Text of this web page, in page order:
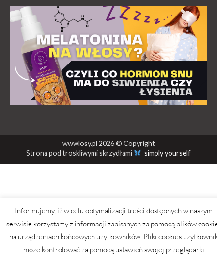
wwwlosy.pl 2026 © Copyright
Strona pod troskliwymi skrzydłami
simply yourself
Informujemy, iż w celu optymalizacji treści dostępnych w naszym
serwisie korzystamy z informacji zapisanych za pomocą plików
na urządzeniach końcowych użytkowników. Pliki cookies
może kontrolować za pomocą ustawień swojej przeglądarki